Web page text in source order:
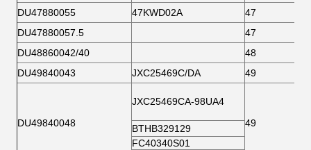
DU47880055 47KWD02A
47
DU47880057.5
47
DU48860042/40
48
DU49840043
JXC25469C/DA 49
DU49840048
JXC25469CA-98UA4
49
BTHB329129
FC40340S01